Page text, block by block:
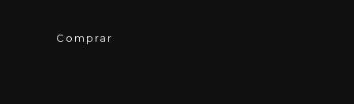
Comprar